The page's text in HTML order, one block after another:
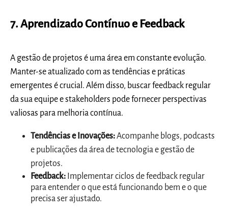
7. Aprendizado Contínuo e Feedback
A gestão de projetos é uma área em constante evolução.
Manter-se atualizado com as tendências e práticas
emergentes é crucial. Além disso, buscar feedback regular
da sua equipe e stakeholders pode fornecer perspectivas
valiosas para melhoria contínua.
Tendências e Inovações:Acompanhe blogs, podcasts
e publicações da área de tecnologia e gestão de
projetos.
Feedback: Implementar ciclos de feedback regular
para entender o que está funcionando bem e o que
precisa ser ajustado.